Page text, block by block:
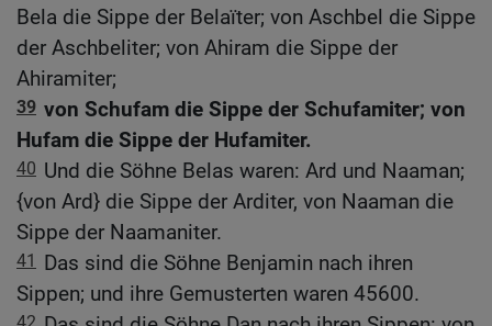
Bela die Sippe der Belaïter; von Aschbel die Sippe
der Aschbeliter; von Ahiram die Sippe der
Ahiramiter;
39 von Schufam die Sippe der Schufamiter; von
Hufam die Sippe der Hufamiter.
40 Und die Söhne Belas waren: Ard und Naaman;
{von Ard} die Sippe der Arditer, von Naaman die
Sippe der Naamaniter.
41 Das sind die Söhne Benjamin nach ihren
Sippen; und ihre Gemusterten waren 45600.